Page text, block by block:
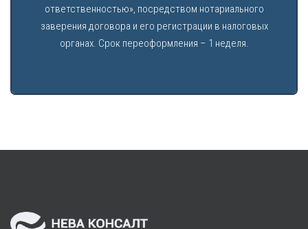
ответственностью», посредством нотариального
заверения договора и его регистрации в налоговых
органах. Срок переоформления – 1 неделя.